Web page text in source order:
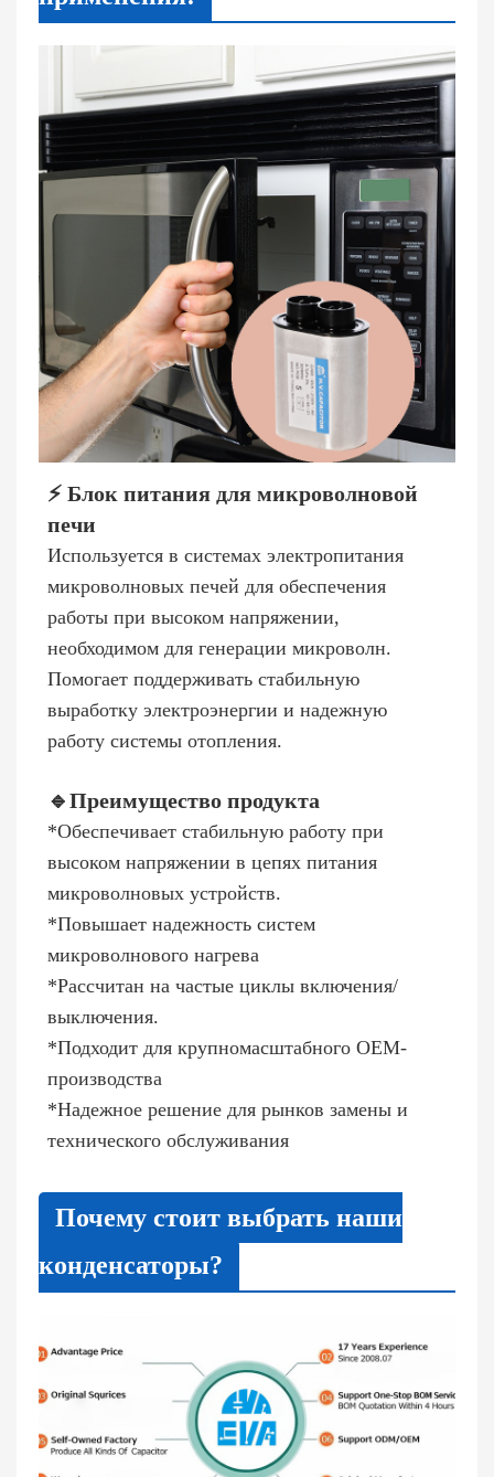
⚡ Блок питания для микроволновой
печи
Используется в системах электропитания
микроволновых печей для обеспечения
работы при высоком напряжении,
необходимом для генерации микроволн.
Помогает поддерживать стабильную
выработку электроэнергии и надежную
работу системы отопления.
🔹Преимущество продукта
*Обеспечивает стабильную работу при
высоком напряжении в цепях питания
микроволновых устройств.
*Повышает надежность систем
микроволнового нагрева
*Рассчитан на частые циклы включения/
выключения.
*Подходит для крупномасштабного OEM-
производства
*Надежное решение для рынков замены и
технического обслуживания
Почему стоит выбрать наши
конденсаторы?